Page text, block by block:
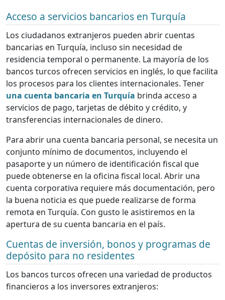
Acceso a servicios bancarios en Turquía
Los ciudadanos extranjeros pueden abrir cuentas
bancarias en Turquía, incluso sin necesidad de
residencia temporal o permanente. La mayoría de los
bancos turcos ofrecen servicios en inglés, lo que facilita
los procesos para los clientes internacionales. Tener
una cuenta bancaria en Turquía brinda acceso a
servicios de pago, tarjetas de débito y crédito, y
transferencias internacionales de dinero.
Para abrir una cuenta bancaria personal, se necesita un
conjunto mínimo de documentos, incluyendo el
pasaporte y un número de identificación fiscal que
puede obtenerse en la oficina fiscal local. Abrir una
cuenta corporativa requiere más documentación, pero
la buena noticia es que puede realizarse de forma
remota en Turquía. Con gusto le asistiremos en la
apertura de su cuenta bancaria en el país.
Cuentas de inversión, bonos y programas de
depósito para no residentes
Los bancos turcos ofrecen una variedad de productos
financieros a los inversores extranjeros: